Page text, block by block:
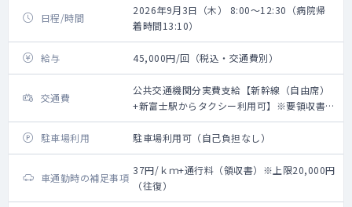
日程/時間
2026年9月3日（木） 8:00～12:30（病院帰
着時間13:10）
給与 45,000円/回（税込・交通費別）
交通費
公共交通機関分実費支給【新幹線（自由席）
+新富士駅からタクシー利用可】※要領収書・
上限20,000円（往復）
駐車場利用
駐車場利用可（自己負担なし）
車通勤時の補足事項
37円/ｋｍ+通行料（領収書）※上限20,000円
（往復）